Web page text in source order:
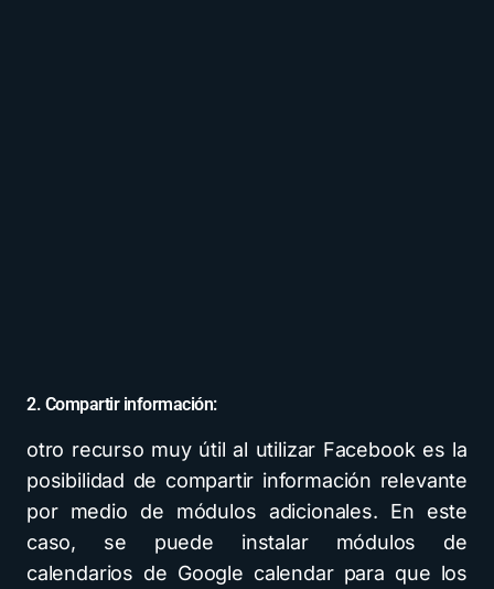
2. Compartir información:
otro recurso muy útil al utilizar Facebook es la
posibilidad de compartir información relevante
por medio de módulos adicionales. En este
caso, se puede instalar módulos de
calendarios de Google calendar para que los